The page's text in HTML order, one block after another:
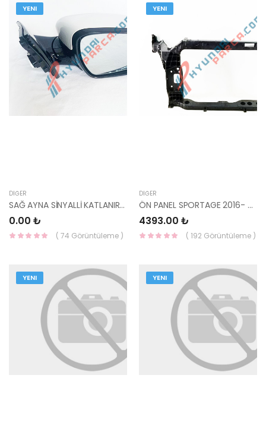
YENI
DIĞER
SAĞ AYNA SİNYALLİ KATLANIR16- SPORTAGE 87620-F1000-
0.00 ₺
( 74 Görüntüleme )
YENI
DIĞER
ÖN PANEL SPORTAGE 2016- 64101-F1000-YS
4393.00 ₺
( 192 Görüntüleme )
YENI YENI